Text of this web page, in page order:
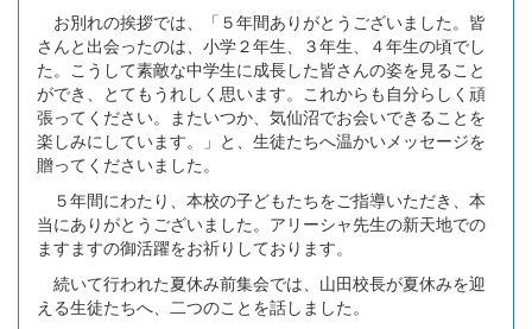
お別れの挨拶では、「５年間ありがとうございました。皆
さんと出会ったのは、小学２年生、３年生、４年生の頃でし
た。こうして素敵な中学生に成長した皆さんの姿を見ること
ができ、とてもうれしく思います。これからも自分らしく頑
張ってください。またいつか、気仙沼でお会いできることを
楽しみにしています。」と、生徒たちへ温かいメッセージを
贈ってくださいました。
５年間にわたり、本校の子どもたちをご指導いただき、本
当にありがとうございました。アリーシャ先生の新天地での
ますますの御活躍をお祈りしております。
続いて行われた夏休み前集会では、山田校長が夏休みを迎
える生徒たちへ、二つのことを話しました。